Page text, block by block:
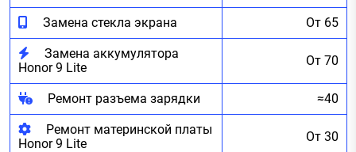
Замена стекла экрана От 65
Замена аккумулятора
Honor 9 Lite
От 70
Ремонт разъема зарядки ≈40
Ремонт материнской платы
Honor 9 Lite
От 30